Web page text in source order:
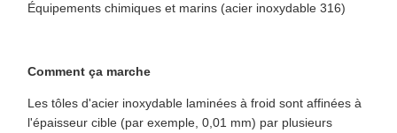
Équipements chimiques et marins (acier inoxydable 316)
Comment ça marche
Les tôles d'acier inoxydable laminées à froid sont affinées à
l'épaisseur cible (par exemple, 0,01 mm) par plusieurs